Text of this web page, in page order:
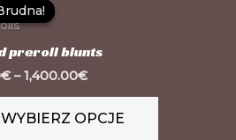
preroll blunts
€–1,400.00€
WYBIERZ OPCJE
wariantów.